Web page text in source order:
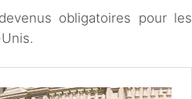
obligatoires pour les